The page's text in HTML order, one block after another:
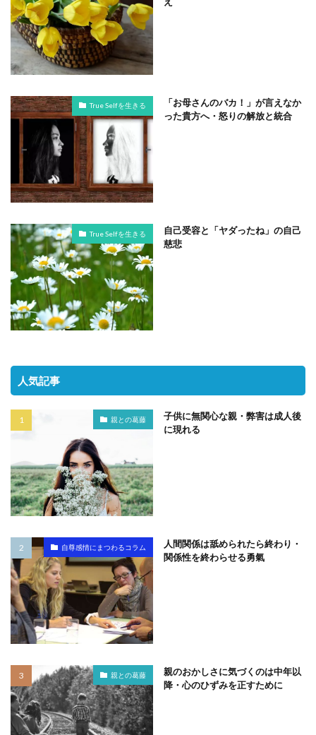
True Selfを生きる
「お母さんのバカ！」が言えなか
った貴方へ・怒りの解放と統合
True Selfを生きる
自己受容と「ヤダったね」の自己
慈悲
人気記事
親との葛藤
子供に無関心な親・弊害は成人後
に現れる
自尊感情にまつわるコラム
人間関係は舐められたら終わり・
関係性を終わらせる勇氣
親との葛藤
親のおかしさに気づくのは中年以
降・心のひずみを正すために